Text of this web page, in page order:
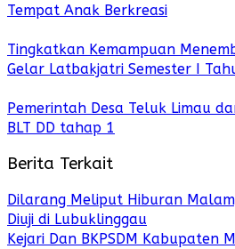
Tempat Anak Berkreasi
Tingkatkan Kemampuan
Gelar Latbakjatri Semester I
Pemerintah Desa Teluk Limau
BLT DD tahap 1
Berita Terkait
Dilarang Meliput Hiburan
Diuji di Lubuklinggau
Kejari Dan BKPSDM Kabupaten